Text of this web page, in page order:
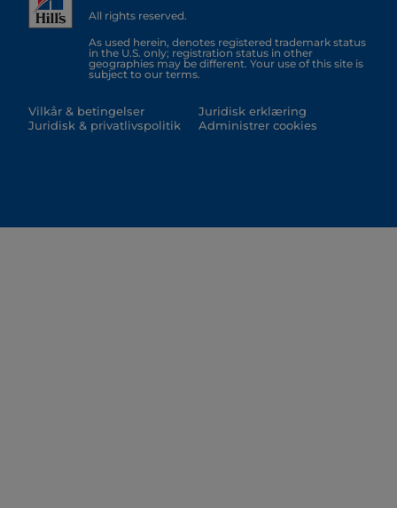
All rights reserved.
As used herein, denotes registered trademark status
in the U.S. only; registration status in other
geographies may be different. Your use of this site is
subject to our terms.
Vilkår & betingelser
Juridisk & privatlivspolitik
Juridisk erklæring
Administrer cookies